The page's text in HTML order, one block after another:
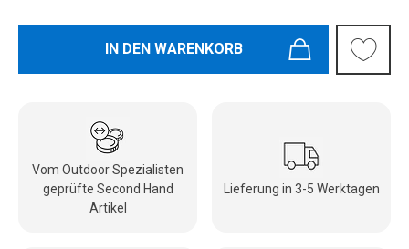
IN DEN WARENKORB
Vom Outdoor Spezialisten
geprüfte Second Hand
Artikel
Lieferung in 3-5 Werktagen